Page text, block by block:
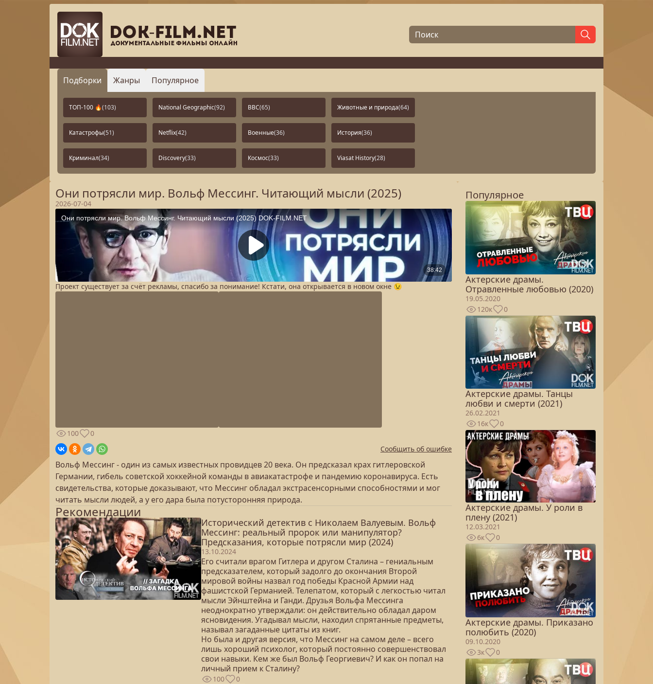
Подборки Жанры Популярное
ТОП-100 🔥(103) National Geographic(92) BBC(65) Животные и природа(64)
Катастрофы(51) Netflix(42) Военные(36) История(36)
Криминал(34) Discovery(33) Космос(33) Viasat History(28)
Они потрясли мир. Вольф Мессинг. Читающий мысли (2025)
2026-07-04
Проект существует за счёт рекламы, спасибо за понимание! Кстати, она открывается в новом окне 😉
100
0
Сообщить об ошибке
Вольф Мессинг - один из самых известных провидцев 20 века. Он предсказал крах гитлеровской
Германии, гибель советской хоккейной команды в авиакатастрофе и пандемию коронавируса. Есть
свидетельства, которые доказывают, что Мессинг обладал экстрасенсорными способностями и мог
читать мысли людей, а у его дара была потусторонняя природа.
Рекомендации
Исторический детектив с Николаем Валуевым. Вольф
Мессинг: реальный пророк или манипулятор?
Предсказания, которые потрясли мир (2024)
13.10.2024
Его считали врагом Гитлера и другом Сталина – гениальным
предсказателем, который задолго до окончания Второй
мировой войны назвал год победы Красной Армии над
фашистской Германией. Телепатом, который с легкостью читал
мысли Эйнштейна и Ганди. Друзья Вольфа Мессинга
неоднократно утверждали: он действительно обладал даром
ясновидения. Угадывал мысли, находил спрятанные предметы,
называл загаданные цитаты из книг.
Но была и другая версия, что Мессинг на самом деле – всего
лишь хороший психолог, который постоянно совершенствовал
свои навыки. Кем же был Вольф Георгиевич? И как он попал на
личный прием к Сталину?
100 0
Популярное
Актерские драмы.
Отравленные любовью (2020)
19.05.2020
120к
0
Актерские драмы. Танцы
любви и смерти (2021)
26.02.2021
16к
0
Актерские драмы. У роли в
плену (2021)
12.03.2021
6к
0
Актерские драмы. Приказано
полюбить (2020)
09.10.2020
3к
0